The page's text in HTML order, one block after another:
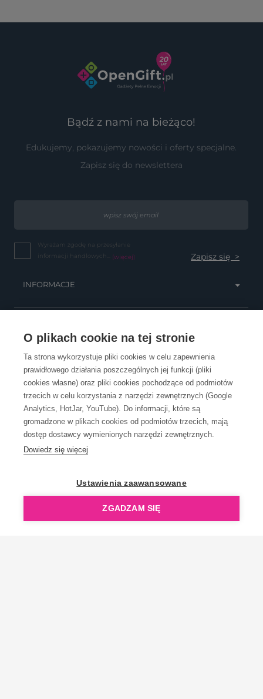
O plikach cookie na tej stronie
Ta strona wykorzystuje pliki cookies w celu zapewnienia
prawidłowego działania poszczególnych jej funkcji (pliki
cookies własne) oraz pliki cookies pochodzące od podmiotów
trzecich w celu korzystania z narzędzi zewnętrznych (Google
Analytics, HotJar, YouTube). Do informacji, które są
gromadzone w plikach cookies od podmiotów trzecich, mają
dostęp dostawcy wymienionych narzędzi zewnętrznych.
Dowiedz się więcej
Ustawienia zaawansowane
ZGADZAM SIĘ
Bądź z nami na bieżąco!
Edukujemy, pokazujemy nowości i oferty specjalne.
Zapisz się do newslettera
Wyrażam zgodę na przesyłanie
informacji handlowych... (więcej)
INFORMACJE
OBSŁUGA KLIENTA
KONTAKT
OpenGift jest częścią ReflectGroup.